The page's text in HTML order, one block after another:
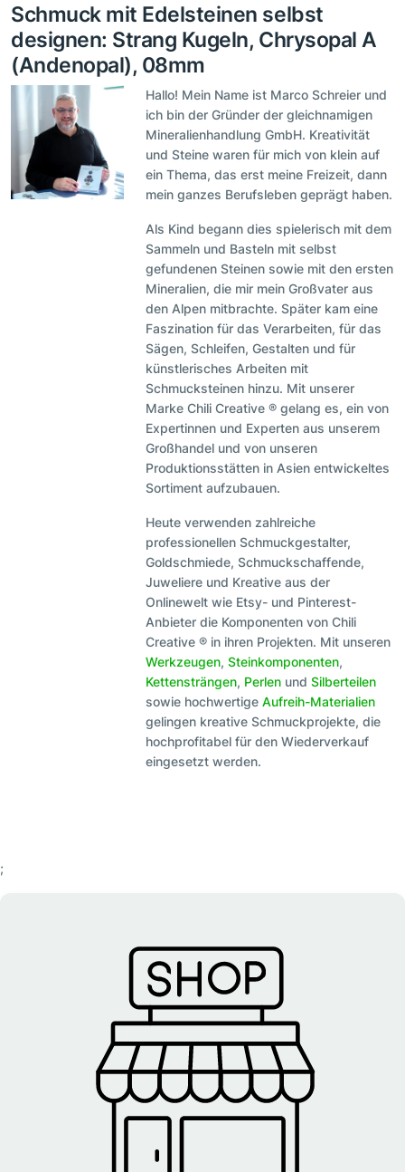
Schmuck mit Edelsteinen selbst
designen: Strang Kugeln, Chrysopal A
(Andenopal), 08mm
Hallo! Mein Name ist Marco Schreier und
ich bin der Gründer der gleichnamigen
Mineralienhandlung GmbH. Kreativität
und Steine waren für mich von klein auf
ein Thema, das erst meine Freizeit, dann
mein ganzes Berufsleben geprägt haben.
Als Kind begann dies spielerisch mit dem
Sammeln und Basteln mit selbst
gefundenen Steinen sowie mit den ersten
Mineralien, die mir mein Großvater aus
den Alpen mitbrachte. Später kam eine
Faszination für das Verarbeiten, für das
Sägen, Schleifen, Gestalten und für
künstlerisches Arbeiten mit
Schmucksteinen hinzu. Mit unserer
Marke Chili Creative ® gelang es, ein von
Expertinnen und Experten aus unserem
Großhandel und von unseren
Produktionsstätten in Asien entwickeltes
Sortiment aufzubauen.
Heute verwenden zahlreiche
professionellen Schmuckgestalter,
Goldschmiede, Schmuckschaffende,
Juweliere und Kreative aus der
Onlinewelt wie Etsy- und Pinterest-
Anbieter die Komponenten von Chili
Creative ® in ihren Projekten. Mit unseren
Werkzeugen,Steinkomponenten,
Kettensträngen, Perlen undSilberteilen
sowie hochwertigeAufreih-Materialien
gelingen kreative Schmuckprojekte, die
hochprofitabel für den Wiederverkauf
eingesetzt werden.
;